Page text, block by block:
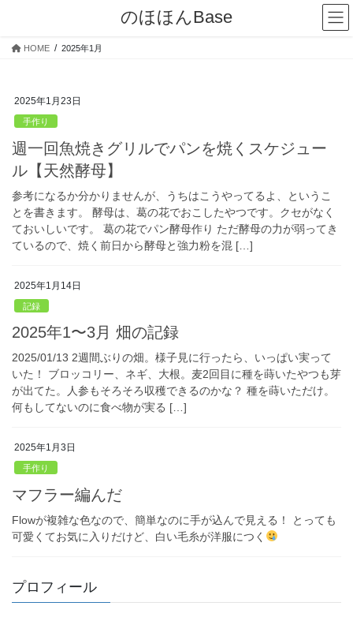
のほほんBase
HOME 2025年1月
2025年1月23日
手作り
週一回魚焼きグリルでパンを焼くスケジュー
ル【天然酵母】
参考になるか分かりませんが、うちはこうやってるよ、というこ
とを書きます。 酵母は、葛の花でおこしたやつです。クセがなく
ておいしいです。 葛の花でパン酵母作り ただ酵母の力が弱ってき
ているので、焼く前日から酵母と強力粉を混 […]
2025年1月14日
記録
2025年1〜3月 畑の記録
2025/01/13 2週間ぶりの畑。様子見に行ったら、いっぱい実って
いた！ ブロッコリー、ネギ、大根。麦2回目に種を蒔いたやつも芽
が出てた。人参もそろそろ収穫できるのかな？ 種を蒔いただけ。
何もしてないのに食べ物が実る […]
2025年1月3日
手作り
マフラー編んだ
Flowが複雑な色なので、簡単なのに手が込んで見える！ とっても
可愛くてお気に入りだけど、白い毛糸が洋服につく
プロフィール